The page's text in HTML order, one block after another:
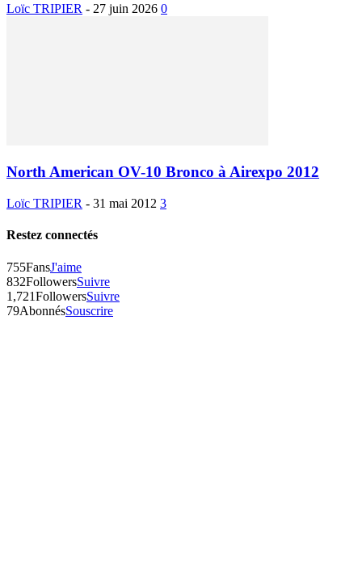
Loïc TRIPIER - 27 juin 2026 0
North American OV-10 Bronco à Airexpo 2012
Loïc TRIPIER - 31 mai 2012 3
Restez connectés
755FansJ'aime
832FollowersSuivre
1,721FollowersSuivre
79AbonnésSouscrire